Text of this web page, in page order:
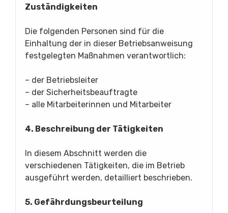
Zuständigkeiten
Die folgenden Personen sind für die
Einhaltung der in dieser Betriebsanweisung
festgelegten Maßnahmen verantwortlich:
– der Betriebsleiter
– der Sicherheitsbeauftragte
– alle Mitarbeiterinnen und Mitarbeiter
4. Beschreibung der Tätigkeiten
In diesem Abschnitt werden die
verschiedenen Tätigkeiten, die im Betrieb
ausgeführt werden, detailliert beschrieben.
5. Gefährdungsbeurteilung